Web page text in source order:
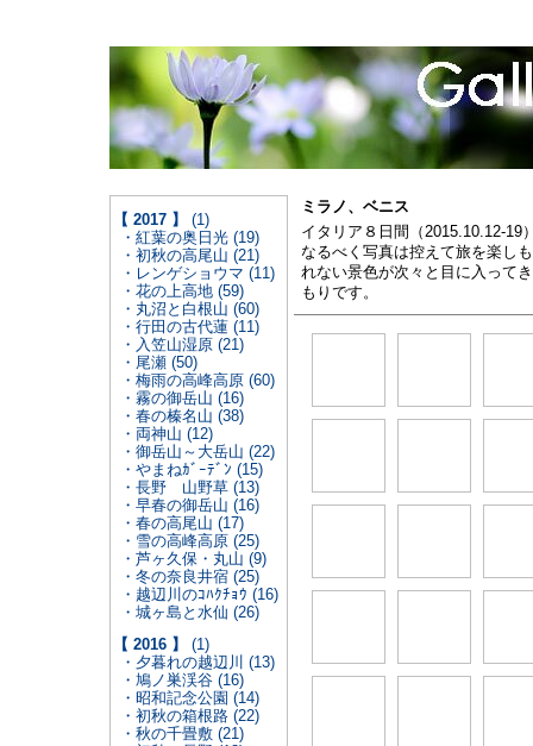
【 2017 】
(1)
・紅葉の奥日光 (19)
・初秋の高尾山 (21)
・レンゲショウマ (11)
・花の上高地 (59)
・丸沼と白根山 (60)
・行田の古代蓮 (11)
・入笠山湿原 (21)
・尾瀬 (50)
・梅雨の高峰高原 (60)
・霧の御岳山 (16)
・春の榛名山 (38)
・両神山 (12)
・御岳山～大岳山 (22)
・やまねｶﾞｰﾃﾞﾝ (15)
・長野 山野草 (13)
・早春の御岳山 (16)
・春の高尾山 (17)
・雪の高峰高原 (25)
・芦ヶ久保・丸山 (9)
・冬の奈良井宿 (25)
・越辺川のｺﾊｸﾁｮｳ (16)
・城ヶ島と水仙 (26)
【 2016 】
(1)
・夕暮れの越辺川 (13)
・鳩ノ巣渓谷 (16)
・昭和記念公園 (14)
・初秋の箱根路 (22)
・秋の千畳敷 (21)
ミラノ、ベニス
イタリア８日間（2015.10.12-19
なるべく写真は控えて旅を楽し
れない景色が次々と目に入って
もりです。